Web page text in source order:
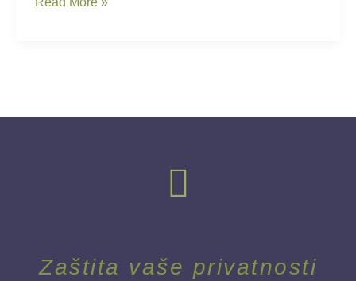
Zaštita vaše privatnosti